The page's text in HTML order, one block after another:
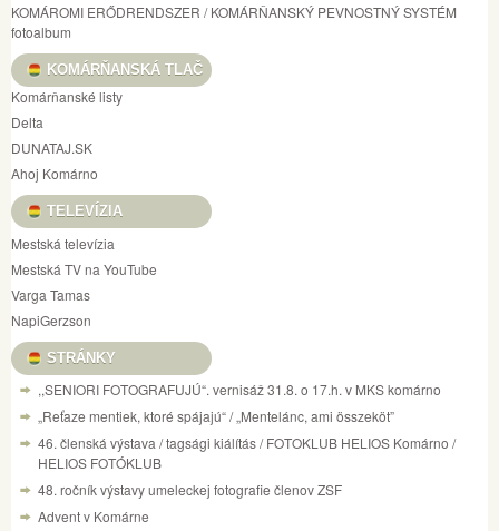
KOMÁROMI ERŐDRENDSZER / KOMÁRŇANSKÝ PEVNOSTNÝ SYSTÉM
fotoalbum
KOMÁRŇANSKÁ TLAČ
Komárňanské listy
Delta
DUNATAJ.SK
Ahoj Komárno
TELEVÍZIA
Mestská televízia
Mestská TV na YouTube
Varga Tamas
NapiGerzson
STRÁNKY
,,SENIORI FOTOGRAFUJÚ“. vernisáž 31.8. o 17.h. v MKS komárno
„Reťaze mentiek, ktoré spájajú“ / „Mentelánc, ami összeköt”
46. členská výstava / tagsági kiálítás / FOTOKLUB HELIOS Komárno /
HELIOS FOTÓKLUB
48. ročník výstavy umeleckej fotografie členov ZSF
Advent v Komárne